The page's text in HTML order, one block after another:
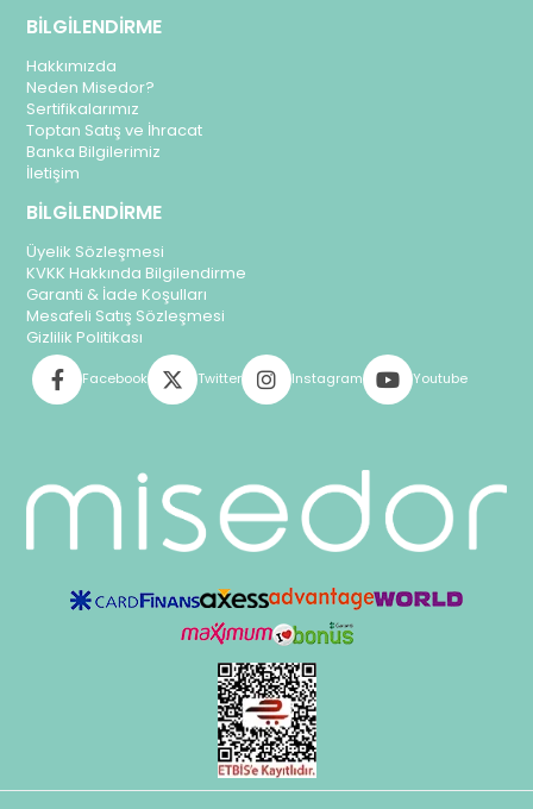
BİLGİLENDİRME
Hakkımızda
Neden Misedor?
Sertifikalarımız
Toptan Satış ve İhracat
Banka Bilgilerimiz
İletişim
BİLGİLENDİRME
Üyelik Sözleşmesi
KVKK Hakkında Bilgilendirme
Garanti & İade Koşulları
Mesafeli Satış Sözleşmesi
Gizlilik Politikası
Facebook Twitter Instagram Youtube